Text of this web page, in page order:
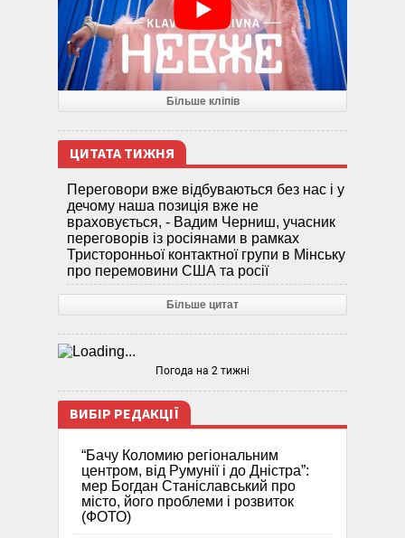
Більше кліпів
ЦИТАТА ТИЖНЯ
Переговори вже відбуваються без нас і у
дечому наша позиція вже не
враховується, - Вадим Черниш, учасник
переговорів із росіянами в рамках
Тристоронньої контактної групи в Мінську
про перемовини США та росії
Більше цитат
Погода на 2 тижні
ВИБІР РЕДАКЦІЇ
“Бачу Коломию регіональним
центром, від Румунії і до Дністра”:
мер Богдан Станіславський про
місто, його проблеми і розвиток
(ФОТО)